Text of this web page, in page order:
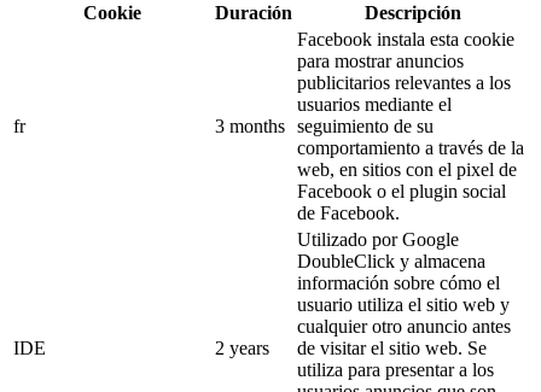
Cookie
Duración Descripción
fr 3 months
Facebook instala esta cookie
para mostrar anuncios
publicitarios relevantes a los
usuarios mediante el
seguimiento de su
comportamiento a través de la
web, en sitios con el pixel de
Facebook o el plugin social
de Facebook.
IDE 2 years
Utilizado por Google
DoubleClick y almacena
información sobre cómo el
usuario utiliza el sitio web y
cualquier otro anuncio antes
de visitar el sitio web. Se
utiliza para presentar a los